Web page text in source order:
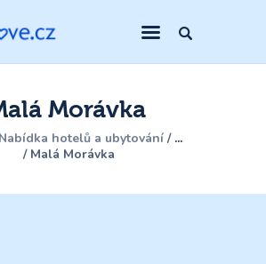
Morávka
Nabídka hotelů a ubytování
...
Malá Morávka